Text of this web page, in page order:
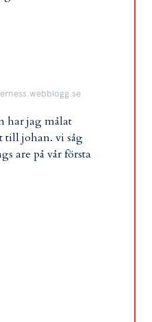
har jag målat
till johan. vi såg
are på vår första